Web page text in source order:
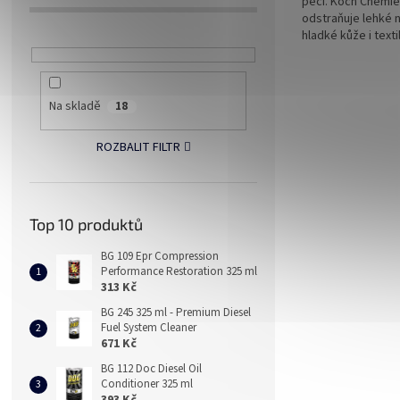
Na skladě 18
ROZBALIT FILTR
Top 10 produktů
BG 109 Epr Compression
Performance Restoration 325 ml
313 Kč
BG 245 325 ml - Premium Diesel
Fuel System Cleaner
671 Kč
BG 112 Doc Diesel Oil
Conditioner 325 ml
odstraňuje lehké
hladké kůže i